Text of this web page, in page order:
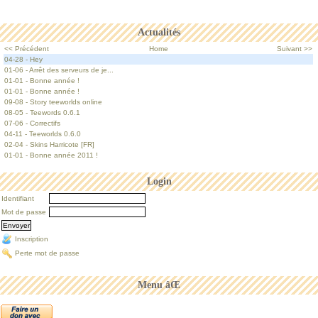
Menu âŒ
Actualités
<< Précédent Home
Suivant >>
04-28 - Hey
01-06 - Arrêt des serveurs de je...
01-01 - Bonne année !
01-01 - Bonne année !
09-08 - Story teeworlds online
08-05 - Teewords 0.6.1
07-06 - Correctifs
04-11 - Teeworlds 0.6.0
02-04 - Skins Harricote [FR]
01-01 - Bonne année 2011 !
Login
Identifiant
Mot de passe
Inscription
Perte mot de passe